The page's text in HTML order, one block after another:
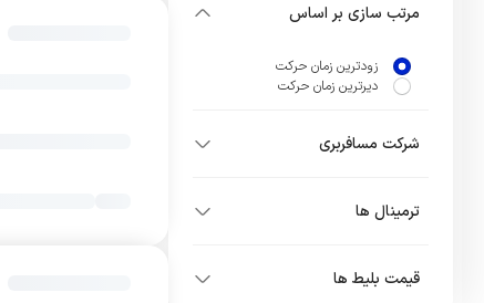
مرتب سازی بر اساس
زودترین زمان حرکت
دیرترین زمان حرکت
شرکت مسافربری
ترمینال ها
قیمت بلیط ها